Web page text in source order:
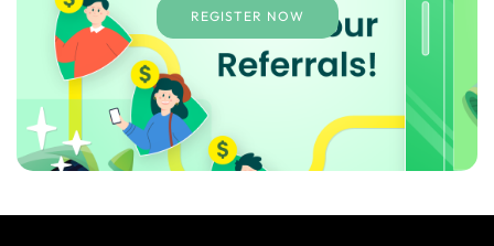
REGISTER NOW